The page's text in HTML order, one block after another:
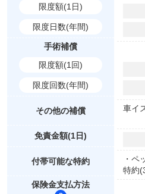
限度額(1日)
限度日数(年間)
手術補償
限度額(1回)
限度回数(年間)
その他の補償
免責金額(1日)
付帯可能な特約
保険金支払方法
車イ
・ペ
特約